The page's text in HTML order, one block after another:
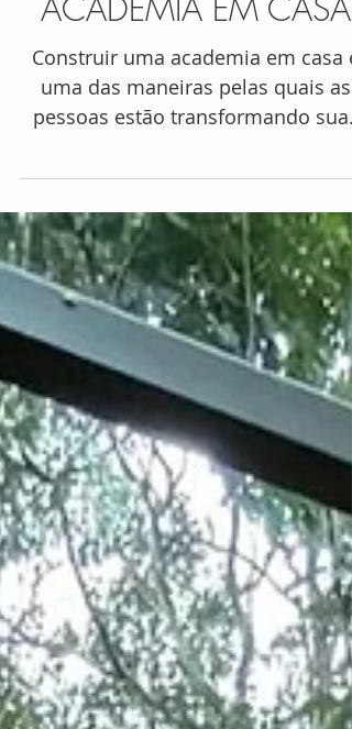
CONSTRUIR UMA
ACADEMIA EM CASA
Construir uma academia em casa é
pessoas estão transformando suas
casas e suas vidas para sempre....